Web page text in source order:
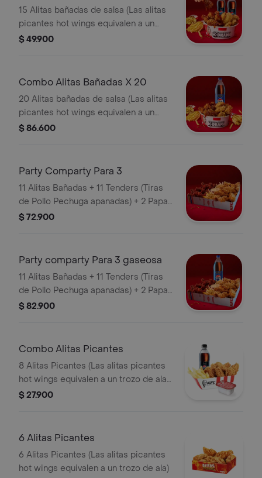
15 Alitas bañadas de salsa (Las alitas
picantes hot wings equivalen a un
trozo de ala) + 2 Papa Pequeña + 2
$ 49.900
Combo Alitas Bañadas X 20
20 Alitas bañadas de salsa (Las alitas
picantes hot wings equivalen a un
trozo de ala) + 3 Papa Pequeña + 1
$ 86.600
Party Comparty Para 3
11 Alitas Bañadas + 11 Tenders (Tiras
de Pollo Pechuga apanadas) + 2 Papas
$ 72.900
Party comparty Para 3 gaseosa
11 Alitas Bañadas + 11 Tenders (Tiras
de Pollo Pechuga apanadas) + 2 Papas
Pequeñas + 1 Balde de Salsa 100g + 1
$ 82.900
Combo Alitas Picantes
8 Alitas Picantes (Las alitas picantes
hot wings equivalen a un trozo de ala)
+ 1 Papa Pequeña + 1 Gaseosa PET
$ 27.900
6 Alitas Picantes
6 Alitas Picantes (Las alitas picantes
hot wings equivalen a un trozo de ala)